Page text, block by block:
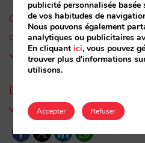
Comment les
qui vous recherchent (III et
vous aurez réussi
Demander la cessation
votre marque
publicité personnalisée
de vos habitudes de
Nous pouvons également
analytiques ou publicitaires
En cliquantici, vous pouvez
trouver plus d'informations
utilisons.
Accepter Refuser